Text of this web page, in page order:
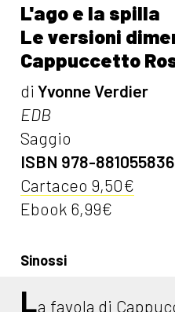
L'ago e la spilla
Le versioni
Cappuccetto
diYvonne Verdier
EDB
Saggio
ISBN 978-
Cartaceo 9,50€
Ebook 6,99€
Sinossi
La favola di